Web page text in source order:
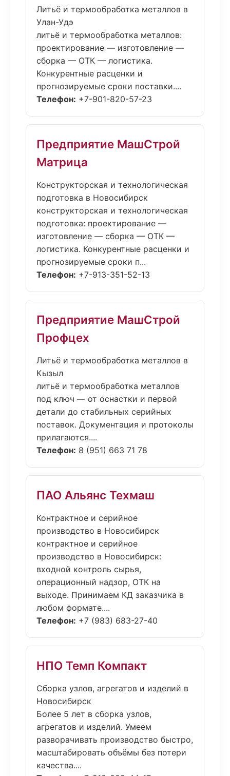
Литьё и термообработка металлов в
Улан-Удэ
литьё и термообработка металлов:
проектирование — изготовление —
сборка — ОТК — логистика.
Конкурентные расценки и
прогнозируемые сроки поставки....
Телефон: +7-901-820-57-23
Предприятие МашСтрой
Матрица
Конструкторская и технологическая
подготовка в Новосибирск
конструкторская и технологическая
подготовка: проектирование —
изготовление — сборка — ОТК —
логистика. Конкурентные расценки и
прогнозируемые сроки п...
Телефон: +7-913-351-52-13
Предприятие МашСтрой
Профцех
Литьё и термообработка металлов в
Кызыл
литьё и термообработка металлов
под ключ — от оснастки и первой
детали до стабильных серийных
поставок. Документация и протоколы
прилагаются....
Телефон: 8 (951) 663 71 78
ПАО Альянс Техмаш
Контрактное и серийное
производство в Новосибирск
контрактное и серийное
производство в Новосибирск:
входной контроль сырья,
операционный надзор, ОТК на
выходе. Принимаем КД заказчика в
любом формате....
Телефон: +7 (983) 683-27-40
НПО Темп Компакт
Сборка узлов, агрегатов и изделий в
Новосибирск
Более 5 лет в сборка узлов,
агрегатов и изделий. Умеем
разворачивать производство быстро,
масштабировать объёмы без потери
качества....